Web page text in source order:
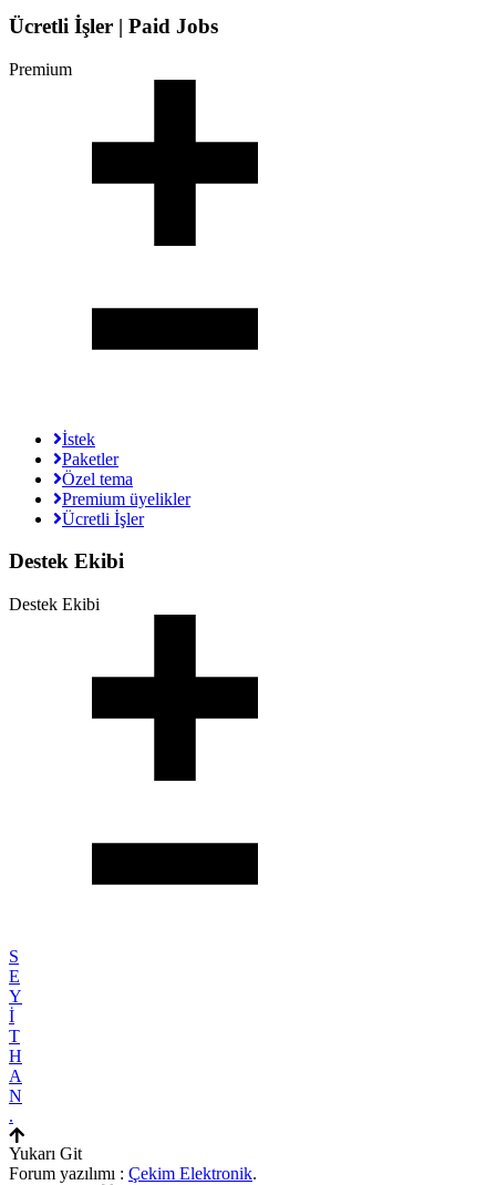
Ücretli İşler | Paid Jobs
Premium
İstek
Paketler
Özel tema
Premium üyelikler
Ücretli İşler
Destek Ekibi
Destek Ekibi
S
E
Y
İ
T
H
A
N
.
Yukarı Git
Forum yazılımı : Çekim Elektronik.